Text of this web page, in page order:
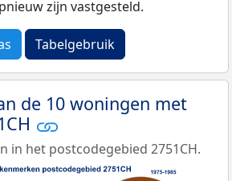
zijn vastgesteld.
Tabelgebruik
de 10 woningen met
in het postcodegebied 2751CH.